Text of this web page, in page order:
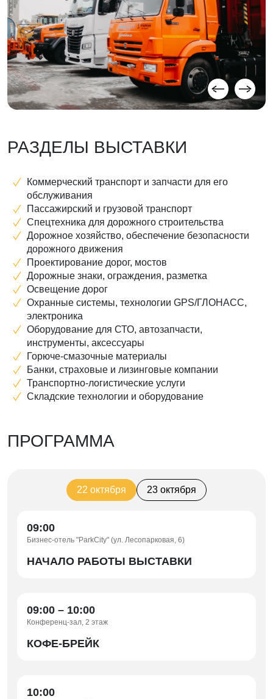
РАЗДЕЛЫ ВЫСТАВКИ
Коммерческий транспорт и запчасти для его
обслуживания
Пассажирский и грузовой транспорт
Спецтехника для дорожного строительства
Дорожное хозяйство, обеспечение безопасности
дорожного движения
Проектирование дорог, мостов
Дорожные знаки, ограждения, разметка
Освещение дорог
Охранные системы, технологии GPS/ГЛОНАСС,
электроника
Оборудование для СТО, автозапчасти,
инструменты, аксессуары
Горюче-смазочные материалы
Банки, страховые и лизинговые компании
Транспортно-логистические услуги
Складские технологии и оборудование
ПРОГРАММА
22 октября 23 октября
09:00
Бизнес-отель "ParkCity" (ул. Лесопарковая, 6)
НАЧАЛО РАБОТЫ ВЫСТАВКИ
09:00 – 10:00
Конференц-зал, 2 этаж
КОФЕ-БРЕЙК
10:00